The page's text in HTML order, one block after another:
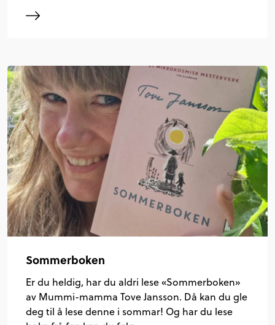
Sommerboken
Er du heldig, har du aldri lese «Sommerboken»
av Mummi-mamma Tove Jansson. Då kan du gle
deg til å lese denne i sommar! Og har du lese